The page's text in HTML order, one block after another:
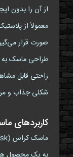
از آن را بدون
معمولاً از
صورت قرار
طراحی ماسک به
راحتی قابل
شکلی جذاب و
کاربردهای